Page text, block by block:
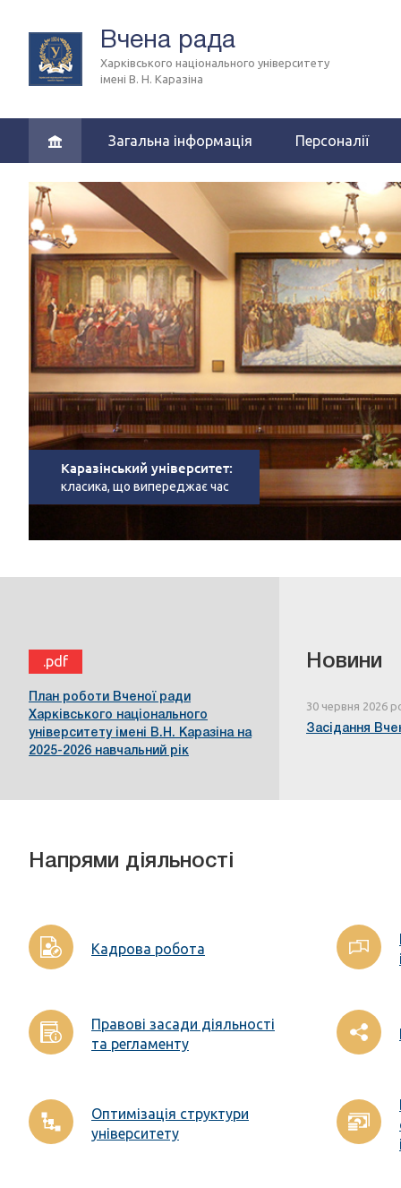
Вчена рада
Харківського національного університету
імені В. Н. Каразіна
Загальна інформація Персоналії
Каразінський університет:
класика, що випереджає час
.pdf
План роботи Вченої ради
Харківського національного
університету імені В.Н. Каразіна на
2025-2026 навчальний рік
Новини
30 червня 2026
Засідання
Напрями діяльності
Кадрова робота
Правові засади діяльності
та регламенту
Оптимізація структури
університету